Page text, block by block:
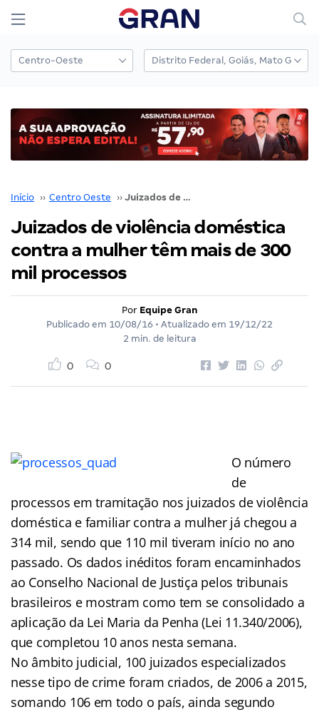
Início ›› Centro Oeste ›› Juizados de violência doméstica contra a mulher têm mais de 300 mil processos
Juizados de violência doméstica
contra a mulher têm mais de 300
mil processos
Por Equipe Gran
Publicado em 10/08/16 • Atualizado em 19/12/22
2 min. de leitura
0 0
O número
de
processos em tramitação nos juizados de violência
doméstica e familiar contra a mulher já chegou a
314 mil, sendo que 110 mil tiveram início no ano
passado. Os dados inéditos foram encaminhados
ao Conselho Nacional de Justiça pelos tribunais
brasileiros e mostram como tem se consolidado a
aplicação da Lei Maria da Penha (Lei 11.340/2006),
que completou 10 anos nesta semana.
No âmbito judicial, 100 juizados especializados
nesse tipo de crime foram criados, de 2006 a 2015,
somando 106 em todo o país, ainda segundo